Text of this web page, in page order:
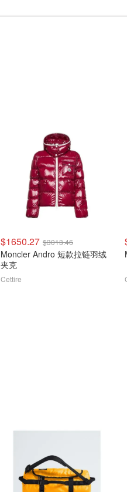
$1650.27 $3013.46
Moncler Andro 短款拉链羽绒
夹克
Cettire